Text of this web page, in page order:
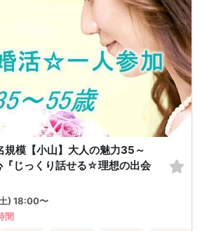
規模【小山】大人の魅力35～
じっくり話せる☆理想の出会
) 18:00〜
間